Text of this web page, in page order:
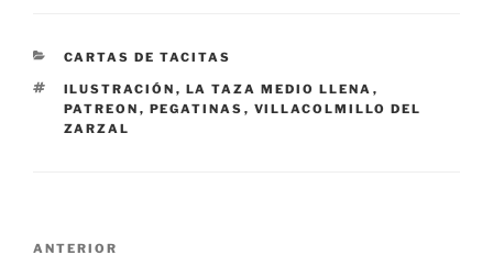
CATEGORÍAS
CARTAS DE TACITAS
ETIQUETAS
ILUSTRACIÓN , LA TAZA MEDIO LLENA ,
PATREON , PEGATINAS , VILLACOLMILLO DEL
ZARZAL
Navegación
Entrada
ANTERIOR